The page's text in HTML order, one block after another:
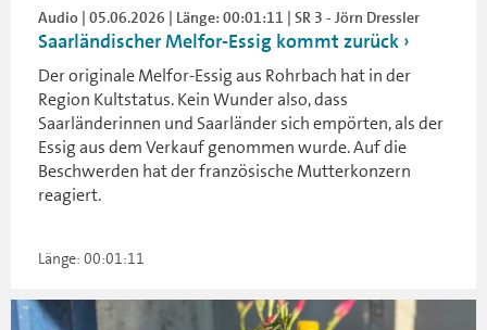
Audio | 05.06.2026 | Länge: 00:01:11 | SR 3 - Jörn Dressler
Saarländischer Melfor-Essig kommt zurück
Der originale Melfor-Essig aus Rohrbach hat in der
Region Kultstatus. Kein Wunder also, dass
Saarländerinnen und Saarländer sich empörten, als der
Essig aus dem Verkauf genommen wurde. Auf die
Beschwerden hat der französische Mutterkonzern
reagiert.
Länge: 00:01:11